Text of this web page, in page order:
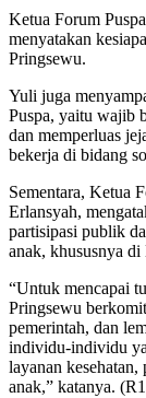
Ketua Forum
menyatakan
Pringsewu.
Yuli juga
Puspa, yaitu wajib
dan memperluas
bekerja di bidang
Sementara, Ketua
Erlansyah,
partisipasi publik
anak, khususnya
“Untuk mencapai
Pringsewu
pemerintah, dan
individu-individu
layanan
anak,” katanya.